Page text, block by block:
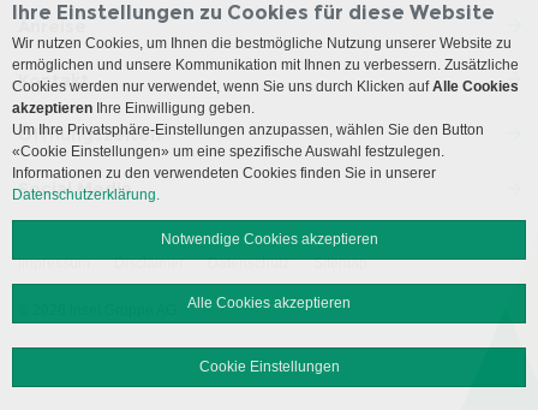
Kontakt
Öffnungszeiten
Social Media
Impressum Disclaimer Datenschutz Sitemap
Ihre Einstellungen zu Cookies für diese Website
Wir nutzen Cookies, um Ihnen die bestmögliche Nutzung unserer Website zu
ermöglichen und unsere Kommunikation mit Ihnen zu verbessern. Zusätzliche
Cookies werden nur verwendet, wenn Sie uns durch Klicken aufAlle Cookies
akzeptieren Ihre Einwilligung geben.
Um Ihre Privatsphäre-Einstellungen anzupassen, wählen Sie den Button
«Cookie Einstellungen» um eine spezifische Auswahl festzulegen.
Informationen zu den verwendeten Cookies finden Sie in unserer
Datenschutzerklärung.
Notwendige Cookies akzeptieren
Alle Cookies akzeptieren
Cookie Einstellungen